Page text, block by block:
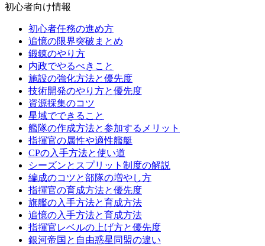
初心者向け情報
初心者任務の進め方
追憶の限界突破まとめ
鍛錬のやり方
内政でやるべきこと
施設の強化方法と優先度
技術開発のやり方と優先度
資源採集のコツ
星域でできること
艦隊の作成方法と参加するメリット
指揮官の属性や適性艦艇
CPの入手方法と使い道
シーズンとスプリット制度の解説
編成のコツと部隊の増やし方
指揮官の育成方法と優先度
旗艦の入手方法と育成方法
追憶の入手方法と育成方法
指揮官レベルの上げ方と優先度
銀河帝国と自由惑星同盟の違い